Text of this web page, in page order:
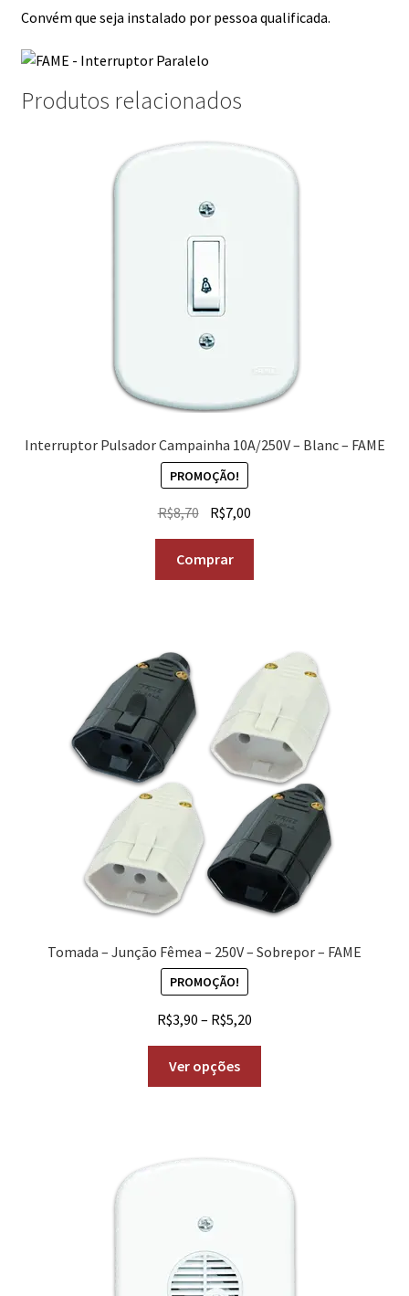
Convém que seja instalado por pessoa qualificada.
Produtos relacionados
Interruptor Pulsador Campainha 10A/250V – Blanc – FAME
PROMOÇÃO!
R$8,70 R$7,00
Comprar
Tomada – Junção Fêmea – 250V – Sobrepor – FAME
PROMOÇÃO!
R$3,90 – R$5,20
Ver opções